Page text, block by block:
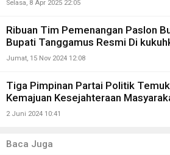
Selasa, 8 Apr 2025 22:05
Ribuan Tim Pemenangan Paslon
Bupati Tanggamus Resmi Di
Jumat, 15 Nov 2024 12:08
Tiga Pimpinan Partai Politik
Kemajuan Kesejahteraan
2 Juni 2024 10:41
Baca Juga